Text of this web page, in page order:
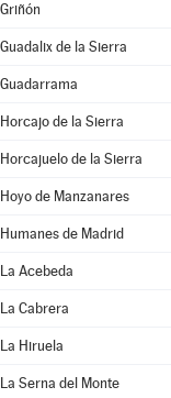
Griñón
Guadalix de la Sierra
Guadarrama
Horcajo de la Sierra
Horcajuelo de la Sierra
Hoyo de Manzanares
Humanes de Madrid
La Acebeda
La Cabrera
La Hiruela
La Serna del Monte